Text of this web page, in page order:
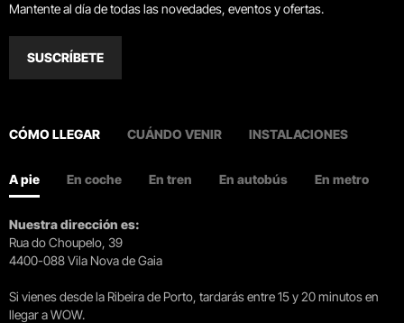
Mantente al día de todas las novedades, eventos y ofertas.
SUSCRÍBETE
CÓMO LLEGAR CUÁNDO VENIR INSTALACIONES
A pie En coche En tren En autobús En metro
Nuestra dirección es:
Rua do Choupelo, 39
4400-088 Vila Nova de Gaia
Si vienes desde la Ribeira de Porto, tardarás entre 15 y 20 minutos en
llegar a WOW.